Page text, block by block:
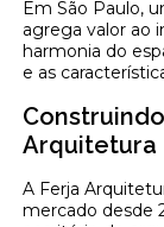
Em São Paulo,
agrega valor ao
harmonia do
e as
Arquitetura
A Ferja
mercado desde